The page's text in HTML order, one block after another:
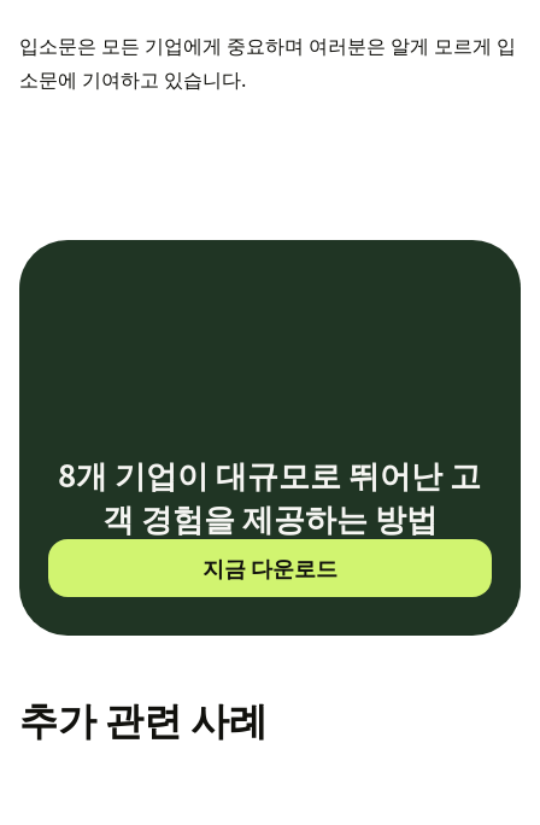
입소문은 모든 기업에게 중요하며 여러분은 알게 모르게 입
소문에 기여하고 있습니다.
8개 기업이 대규모로 뛰어난 고
객 경험을 제공하는 방법
지금 다운로드
추가 관련 사례